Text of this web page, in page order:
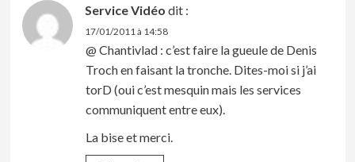
Service Vidéo dit :
17/01/2011 à 14:58
@ Chantivlad : c’est faire la gueule de Denis
Troch en faisant la tronche. Dites-moi si j’ai
torD (oui c’est mesquin mais les services
communiquent entre eux).
La bise et merci.